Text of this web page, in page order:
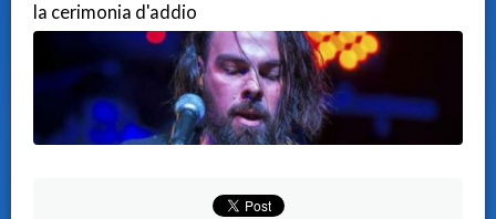
la cerimonia d'addio